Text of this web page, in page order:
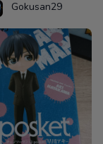
Gokusan29